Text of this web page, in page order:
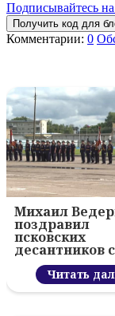
Подписывайтесь
Получить код для
Комментарии: 0
Михаил
поздравил
псковских
десантников
летием ВДВ и
вручилЧитать